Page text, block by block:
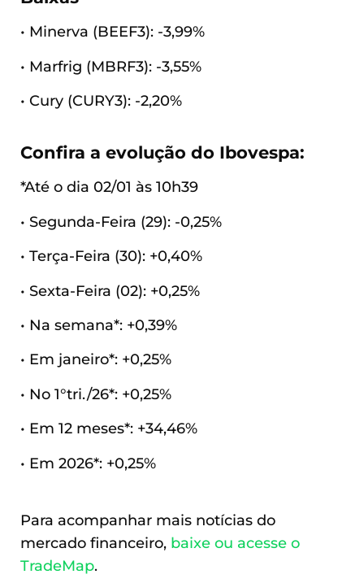
• Minerva (BEEF3): -3,99%
• Marfrig (MBRF3): -3,55%
• Cury (CURY3): -2,20%
Confira a evolução do Ibovespa:
*Até o dia 02/01 às 10h39
• Segunda-Feira (29): -0,25%
• Terça-Feira (30): +0,40%
• Sexta-Feira (02): +0,25%
• Na semana*: +0,39%
• Em janeiro*: +0,25%
• No 1°tri./26*: +0,25%
• Em 12 meses*: +34,46%
• Em 2026*: +0,25%
Para acompanhar mais notícias do
mercado financeiro, baixe ou acesse o
TradeMap.